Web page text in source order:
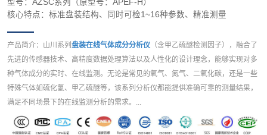
型号：AZSC系列（原型号：APEF-H）
核心特点：标准盘装结构、同时可检1~16种参数、精准测量
产品简介：山川系列 盘装在线气体成分分析仪 （含甲乙硫醚检测因子），融合了
先进的传感器技术、高精度数据处理算法以及人性化的设计理念，能够实现对多
种气体成分的实时、在线监测。无论是常见的氧气、氮气、二氧化碳，还是一些
特殊气体如硫化氢、甲乙硫醚等，该系列分析仪都能提供准确可靠的测量结果，
满足不同场景下的在线监测分析的需求。...